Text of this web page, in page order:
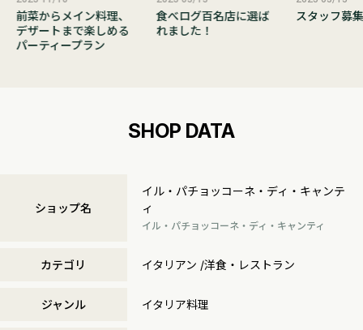
前菜からメイン料理、
デザートまで楽しめる
パーティープラン
食べログ百名店に選ば
れました！
スタッフ募
SHOP DATA
ショップ名
イル・パチョッコーネ・ディ・キャンテ
ィ
イル・パチョッコーネ・ディ・キャンティ
カテゴリ イタリアン /洋食・レストラン
ジャンル イタリア料理